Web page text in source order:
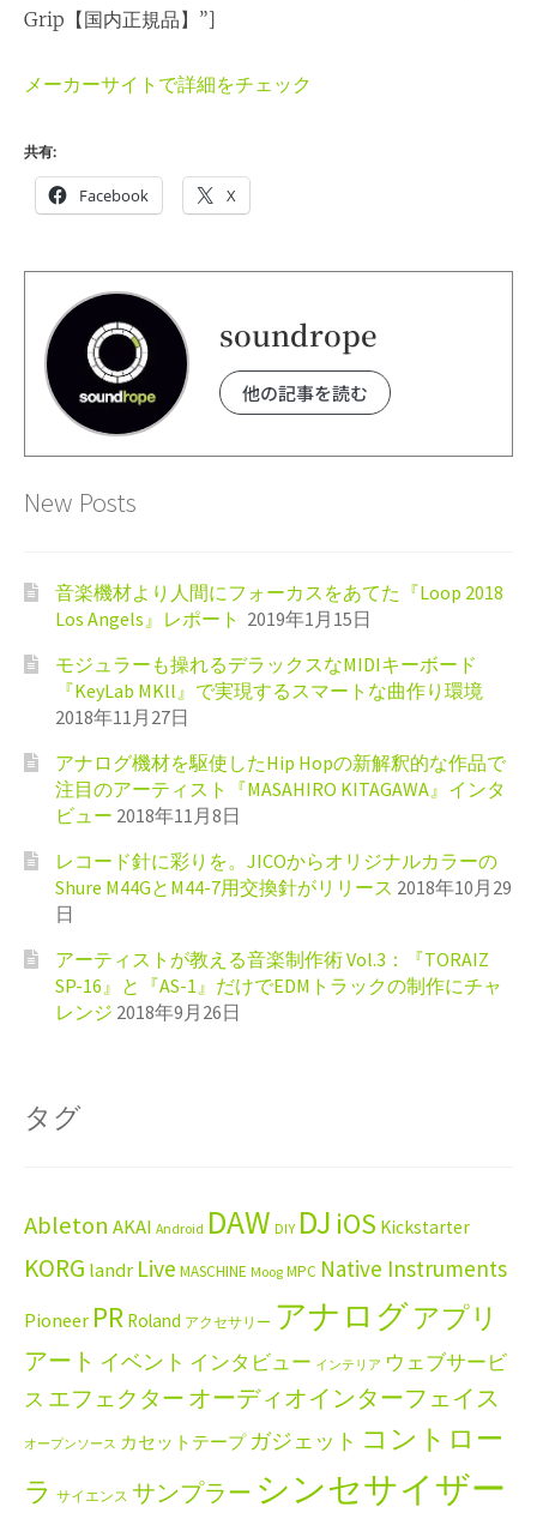
Grip【国内正規品】”]
メーカーサイトで詳細をチェック
共有:
Facebook X
soundrope
他の記事を読む
New Posts
音楽機材より人間にフォーカスをあてた『Loop 2018
Los Angels』レポート 2019年1月15日
モジュラーも操れるデラックスなMIDIキーボード
『KeyLab MKll』で実現するスマートな曲作り環境
2018年11月27日
アナログ機材を駆使したHip Hopの新解釈的な作品で
注目のアーティスト『MASAHIRO KITAGAWA』インタ
ビュー 2018年11月8日
レコード針に彩りを。JICOからオリジナルカラーの
Shure M44GとM44-7用交換針がリリース 2018年10月29
日
アーティストが教える音楽制作術 Vol.3：『TORAIZ
SP-16』と『AS-1』だけでEDMトラックの制作にチャ
レンジ 2018年9月26日
タグ
Ableton AKAI Android DAW DIY DJ iOS Kickstarter
KORG landr Live MASCHINE Moog MPC Native Instruments
Pioneer PR Roland アクセサリー アナログアプリ
アート イベント インタビュー インテリア ウェブサービ
ス エフェクター オーディオインターフェイス
オープンソース カセットテープ ガジェット コントロー
ラ サイエンス サンプラー シンセサイザー